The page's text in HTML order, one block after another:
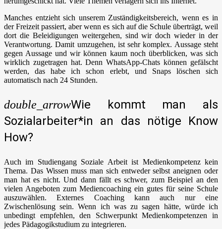
Manches entzieht sich unserem Zuständigkeitsbereich, wenn es in
der Freizeit passiert, aber wenn es sich auf die Schule überträgt, weil
dort die Beleidigungen weitergehen, sind wir doch wieder in der
Verantwortung. Damit umzugehen, ist sehr komplex. Aussage steht
gegen Aussage und wir können kaum noch überblicken, was sich
wirklich zugetragen hat. Denn WhatsApp-Chats können gefälscht
werden, das habe ich schon erlebt, und Snaps löschen sich
automatisch nach 24 Stunden.
double_arrowWie kommt man als
Sozialarbeiter*in an das nötige Know
How?
Auch im Studiengang Soziale Arbeit ist Medienkompetenz kein
Thema. Das Wissen muss man sich entweder selbst aneignen oder
man hat es nicht. Und dann fällt es schwer, zum Beispiel an den
vielen Angeboten zum Mediencoaching ein gutes für seine Schule
auszuwählen. Externes Coaching kann auch nur eine
Zwischenlösung sein. Wenn ich was zu sagen hätte, würde ich
unbedingt empfehlen, den Schwerpunkt Medienkompetenzen in
jedes Pädagogikstudium zu integrieren.